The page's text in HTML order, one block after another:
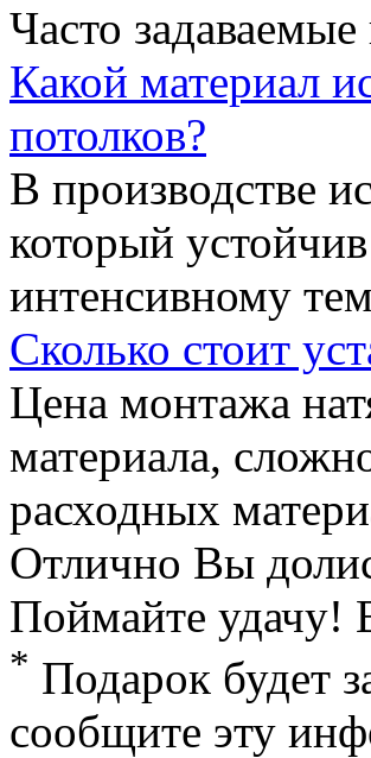
Часто
Какой материал
потолков?
В производстве
который
интенсивному
Сколько стоит
Цена монтажа
материала,
расходных
Отлично Вы
Поймайте удачу!
* Подарок будет
сообщите эту